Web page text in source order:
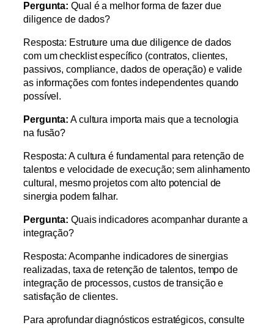
Pergunta: Qual é a melhor forma de fazer due
diligence de dados?
Resposta: Estruture uma due diligence de dados
com um checklist específico (contratos, clientes,
passivos, compliance, dados de operação) e valide
as informações com fontes independentes quando
possível.
Pergunta: A cultura importa mais que a tecnologia
na fusão?
Resposta: A cultura é fundamental para retenção de
talentos e velocidade de execução; sem alinhamento
cultural, mesmo projetos com alto potencial de
sinergia podem falhar.
Pergunta: Quais indicadores acompanhar durante a
integração?
Resposta: Acompanhe indicadores de sinergias
realizadas, taxa de retenção de talentos, tempo de
integração de processos, custos de transição e
satisfação de clientes.
Para aprofundar diagnósticos estratégicos, consulte